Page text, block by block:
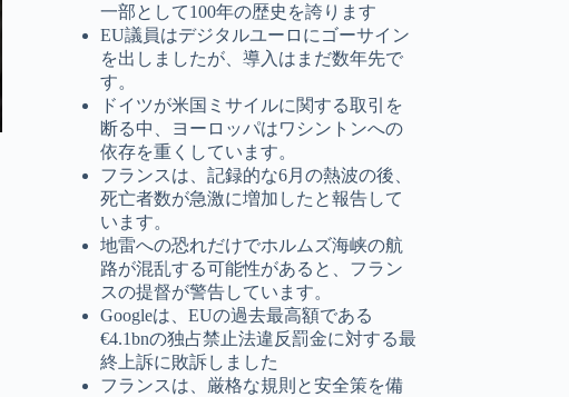
一部として100年の歴史を誇ります
EU議員はデジタルユーロにゴーサイン
を出しましたが、導入はまだ数年先で
す。
ドイツが米国ミサイルに関する取引を
断る中、ヨーロッパはワシントンへの
依存を重くしています。
フランスは、記録的な6月の熱波の後、
死亡者数が急激に増加したと報告して
います。
地雷への恐れだけでホルムズ海峡の航
路が混乱する可能性があると、フラン
スの提督が警告しています。
Googleは、EUの過去最高額である
€4.1bnの独占禁止法違反罰金に対する最
終上訴に敗訴しました
フランスは、厳格な規則と安全策を備